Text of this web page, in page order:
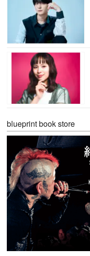
blueprint book store